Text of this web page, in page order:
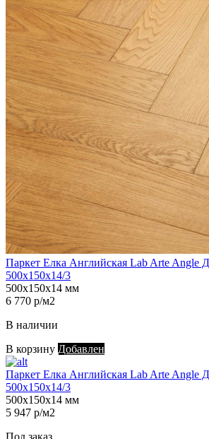
Паркет Елка Английская Lab Arte Angle
500х150х14/3
500х150х14 мм
6 770 р/м2
В наличии
В корзину Добавлен
Паркет Елка Английская Lab Arte Angle
500х150х14/3
500х150х14 мм
5 947 р/м2